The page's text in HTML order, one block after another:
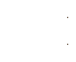
・
・